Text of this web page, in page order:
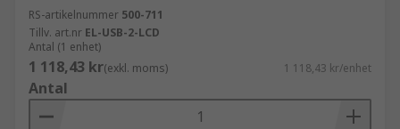
RS-artikelnummer 500-711
Tillv. art.nr EL-USB-2-LCD
Antal (1 enhet)
1 118,43 kr(exkl. moms) 1 118,43 kr/enhet
Antal